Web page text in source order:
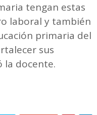
tengan estas
laboral y también
primaria del
sus
la docente.